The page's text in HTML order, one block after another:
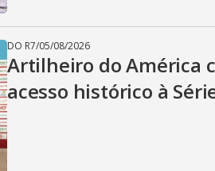
DO R7/05/08/2026
Artilheiro do América
acesso histórico à